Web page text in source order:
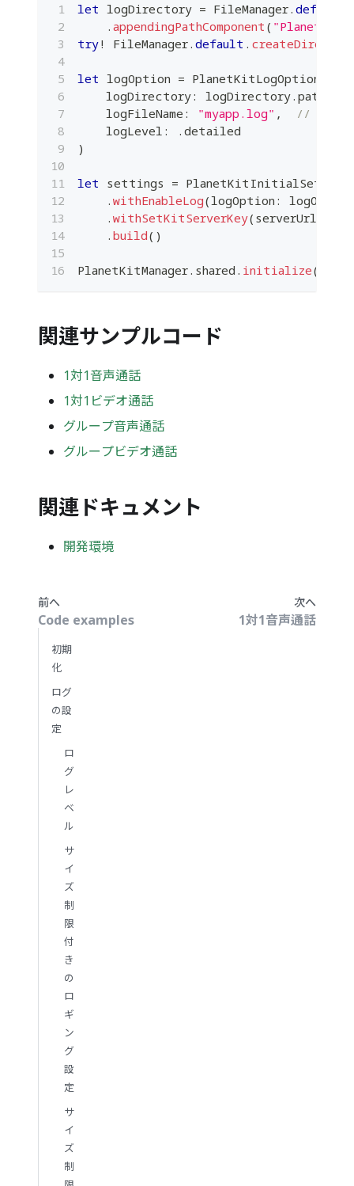
let logDirectory = FileManager. default
. appendingPathComponent (
try! FileManager. default .
let logOption = PlanetKitLogOption
    logDirectory
: logDirectory. path
    logFileName
: "myapp.log" ,
//
    logLevel
: . detailed
)
let settings =
. withEnableLog(logOption : logOption
. withSetKitServerKey( serverUrl
. build( )
PlanetKitManager. shared . initialize(
関連サンプルコード
1対1音声通話
1対1ビデオ通話
グループ音声通話
グループビデオ通話
関連ドキュメント
開発環境
前へ
Code examples
次へ
1対1音声通話
初期
化
ログ
の設
定
ロ
グ
レ
ベ
ル
サ
イ
ズ
制
限
付
き
の
ロ
ギ
ン
グ
設
定
サ
イ
ズ
制